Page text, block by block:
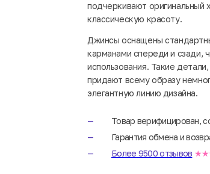
подчеркивают оригинальный
классическую красоту.
Джинсы оснащены
карманами спереди и сзади,
использования. Такие
придают всему образу
элегантную линию дизайна.
Товар верифицирован,
Гарантия обмена и
Более 9500 отзывов